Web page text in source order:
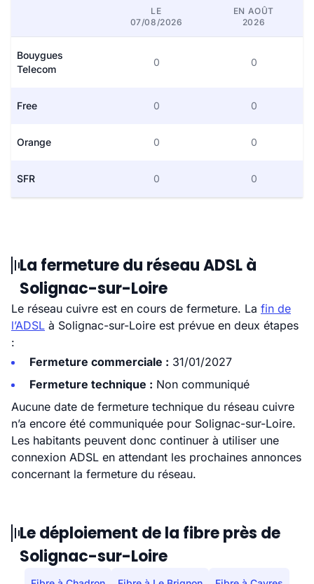
LE
07/08/2026
EN AOÛT
2026
Bouygues
Telecom
0 0
Free 0 0
Orange 0 0
SFR 0 0
La fermeture du réseau ADSL à
Solignac-sur-Loire
Le réseau cuivre est en cours de fermeture. La fin de
l’ADSL à Solignac-sur-Loire est prévue en deux étapes
:
Fermeture commerciale : 31/01/2027
Fermeture technique : Non communiqué
Aucune date de fermeture technique du réseau cuivre
n’a encore été communiquée pour Solignac-sur-Loire.
Les habitants peuvent donc continuer à utiliser une
connexion ADSL en attendant les prochaines annonces
concernant la fermeture du réseau.
Le déploiement de la fibre près de
Solignac-sur-Loire